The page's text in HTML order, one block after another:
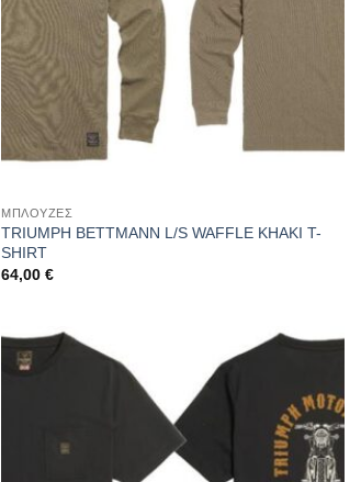
ΜΠΛΟΥΖΕΣ
TRIUMPH BETTMANN L/S WAFFLE KHAKI T-
SHIRT
64,00€